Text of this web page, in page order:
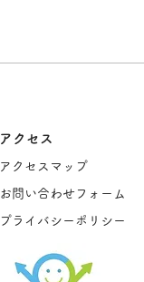
アクセス
アクセスマップ
お問い合わせフォーム
プライバシーポリシー